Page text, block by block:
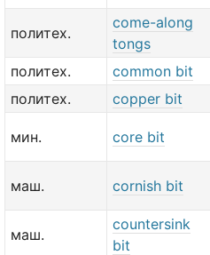
политех.
come-along
tongs
политех. common bit
политех.
copper bit
мин. core bit
маш. cornish bit
маш.
countersink
bit